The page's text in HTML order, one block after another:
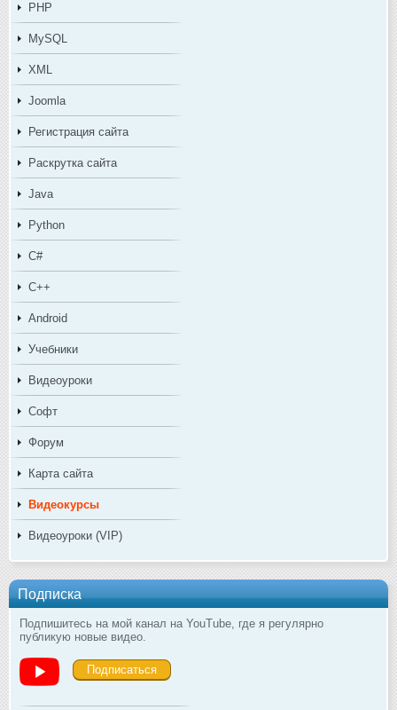
PHP
MySQL
XML
Joomla
Регистрация сайта
Раскрутка сайта
Java
Python
C#
C++
Android
Учебники
Видеоуроки
Софт
Форум
Карта сайта
Видеокурсы
Видеоуроки (VIP)
Подписка
Подпишитесь на мой канал на YouTube, где я регулярно
публикую новые видео.
Подписаться